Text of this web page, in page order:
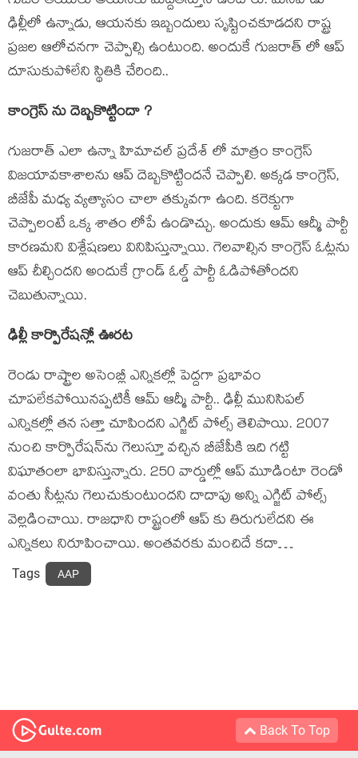
ఢిల్లీలో ఉన్నాడు, ఆయనకు ఇబ్బందులు సృష్టించకూడదని రాష్ట్ర
ప్రజల ఆలోచనగా చెప్పాల్సి ఉంటుంది. అందుకే గుజరాత్ లో ఆప్
దూసుకుపోలేని స్థితికి చేరింది..
కాంగ్రెస్ ను దెబ్బకొట్టిందా ?
గుజరాత్ ఎలా ఉన్నా హిమాచల్ ప్రదేశ్ లో మాత్రం కాంగ్రెస్
విజయావకాశాలను ఆప్ దెబ్బకొట్టిందనే చెప్పాలి. అక్కడ కాంగ్రెస్,
బీజేపీ మధ్య వ్యత్యాసం చాలా తక్కువగా ఉంది. కరెక్టుగా
చెప్పాలంటే ఒక్క శాతం లోపే ఉండొచ్చు. అందుకు ఆమ్ ఆద్మీ పార్టీ
కారణమని విశ్లేషణలు వినిపిస్తున్నాయి. గెలవాల్సిన కాంగ్రెస్ ఓట్లను
ఆప్ చీల్చిందని అందుకే గ్రాండ్ ఓల్డ్ పార్టీ ఓడిపోతోందని
చెబుతున్నాయి.
ఢిల్లీ కార్పొరేషన్లో ఊరట
రెండు రాష్ట్రాల అసెంబ్లీ ఎన్నికల్లో పెద్దగా ప్రభావం
చూపలేకపోయినప్పటికీ ఆమ్‌ ఆద్మీ పార్టీ.. ఢిల్లీ మునిసిపల్‌
ఎన్నికల్లో తన సత్తా చూపిందని ఎగ్జిట్‌ పోల్స్‌ తెలిపాయి. 2007
నుంచి కార్పొరేషన్‌ను గెలుస్తూ వచ్చిన బీజేపీకి ఇది గట్టి
విఘాతంలా భావిస్తున్నారు. 250 వార్డుల్లో ఆప్‌ మూడింటా రెండో
వంతు సీట్లను గెలుచుకుంటుందని దాదాపు అన్ని ఎగ్జిట్‌ పోల్స్‌
వెల్లడించాయి. రాజధాని రాష్ట్రంలో ఆప్ కు తిరుగులేదని ఈ
ఎన్నికలు నిరూపించాయి. అంతవరకు మంచిదే కదా…
Tags AAP
Back To Top